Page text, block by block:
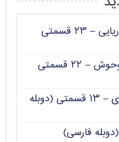
کارتون فانوس دریایی – ۲۳ قسمتی
کارتون خانواده وحوش – ۲۲ قسمتی
کارتون خانوده دی – ۱۳ قسمتی (دوبله
(دوبله فارسی)